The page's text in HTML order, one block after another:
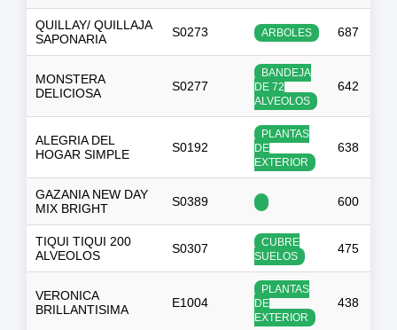
QUILLAY/ QUILLAJA
SAPONARIA
S0273 ARBOLES 687
MONSTERA
DELICIOSA
S0277
BANDEJA
DE 72
ALVEOLOS
642
ALEGRIA DEL
HOGAR SIMPLE
S0192
PLANTAS
DE
EXTERIOR
638
GAZANIA NEW DAY
MIX BRIGHT
S0389 600
TIQUI TIQUI 200
ALVEOLOS
S0307
CUBRE
SUELOS
475
VERONICA
BRILLANTISIMA
E1004
PLANTAS
DE
EXTERIOR
438